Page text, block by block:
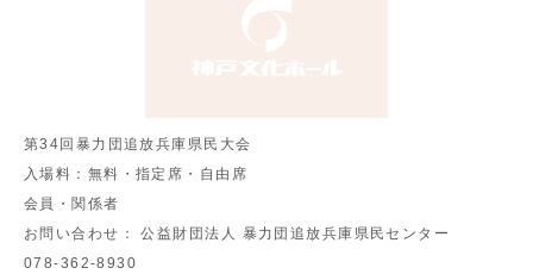
第34回暴力団追放兵庫県民大会
入場料： 無料・指定席・自由席
会員・関係者
お問い合わせ：
公益財団法人 暴力団追放兵庫県民センター
078-362-8930